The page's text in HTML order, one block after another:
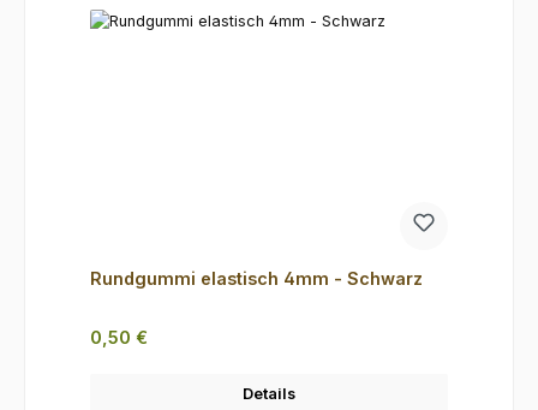
Rundgummi elastisch 4mm - Schwarz
Regulärer Preis:
0,50 €
Details